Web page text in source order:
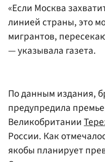
«Если Москва
линией страны, это
мигрантов,
— указывала газета.
По данным издания,
предупредила
Великобритании
России. Как
якобы планирует